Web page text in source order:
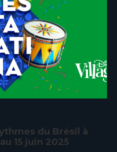
du Brésil à
15 juin 2025